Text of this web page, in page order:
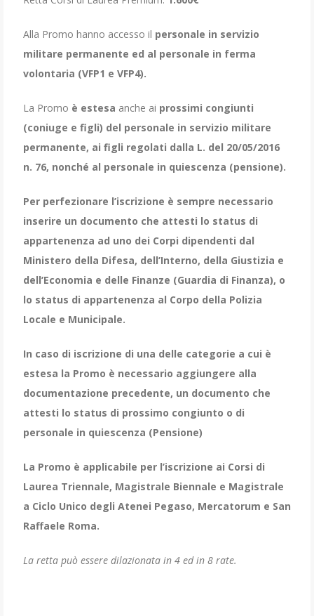
Alla Promo hanno accesso il personale in servizio
militare permanente ed al personale in ferma
volontaria (VFP1 e VFP4).
La Promo è estesa anche ai prossimi congiunti
(coniuge e figli) del personale in servizio militare
permanente, ai figli regolati dalla L. del 20/05/2016
n. 76, nonché al personale in quiescenza (pensione).
Per perfezionare l’iscrizione è sempre necessario
inserire un documento che attesti lo status di
appartenenza ad uno dei Corpi dipendenti dal
Ministero della Difesa, dell’Interno, della Giustizia e
dell’Economia e delle Finanze (Guardia di Finanza), o
lo status di appartenenza al Corpo della Polizia
Locale e Municipale.
In caso di iscrizione di una delle categorie a cui è
estesa la Promo è necessario aggiungere alla
documentazione precedente, un documento che
attesti lo status di prossimo congiunto o di
personale in quiescenza (Pensione)
La Promo è applicabile per l’iscrizione ai Corsi di
Laurea Triennale, Magistrale Biennale e Magistrale
a Ciclo Unico degli Atenei Pegaso, Mercatorum e San
Raffaele Roma.
La retta può essere dilazionata in 4 ed in 8 rate.